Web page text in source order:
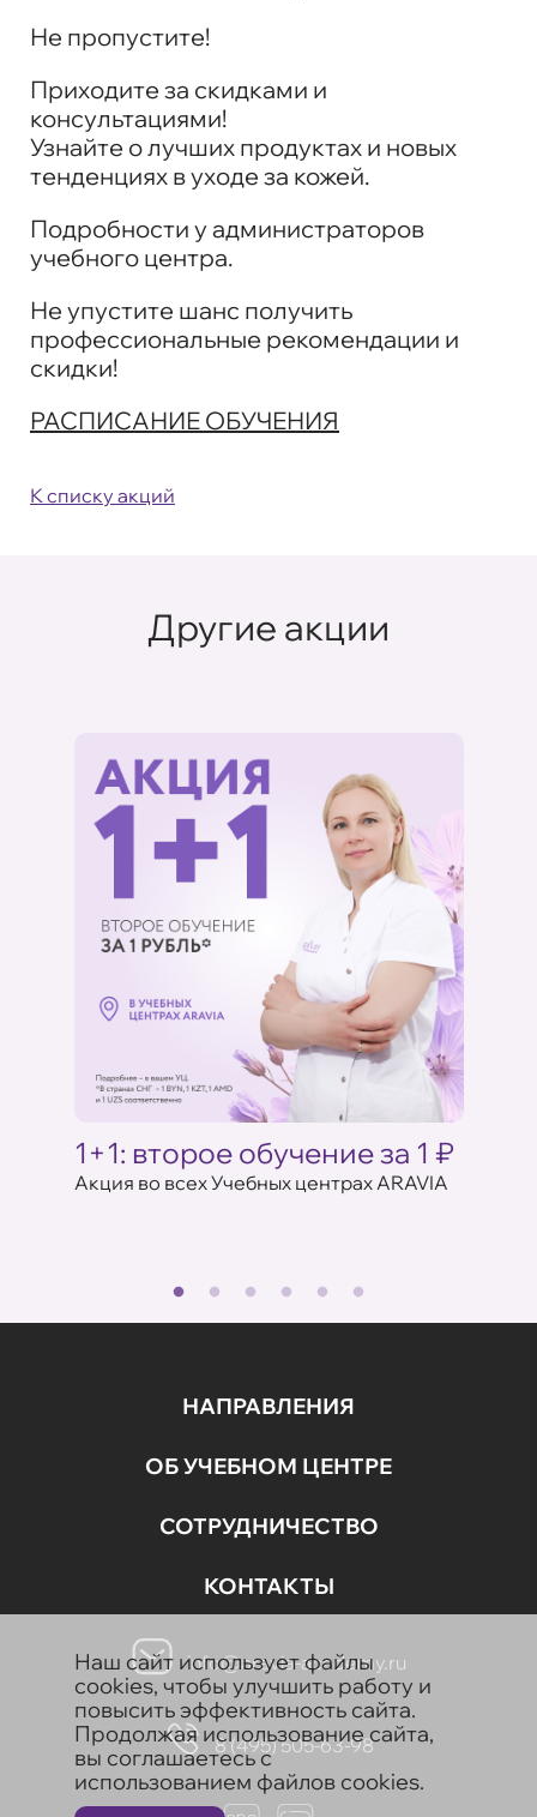
Не пропустите!
Приходите за скидками и
консультациями!
Узнайте о лучших продуктах и новых
тенденциях в уходе за кожей.
Подробности у администраторов
учебного центра.
Не упустите шанс получить
профессиональные рекомендации и
скидки!
РАСПИСАНИЕ ОБУЧЕНИЯ
К списку акций
Другие акции
1+1: второе обучение за 1 ₽
Акция во всех Учебных центрах ARAVIA
НАПРАВЛЕНИЯ
ОБ УЧЕБНОМ ЦЕНТРЕ
СОТРУДНИЧЕСТВО
КОНТАКТЫ
info@aravia-academy.ru
8 (495) 505-63-98
Наш сайт использует файлы
cookies, чтобы улучшить работу и
повысить эффективность сайта.
Продолжая использование сайта,
вы соглашаетесь с
использованием файлов cookies.